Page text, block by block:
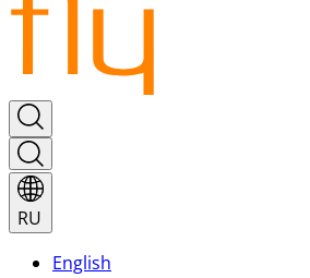
RU
English